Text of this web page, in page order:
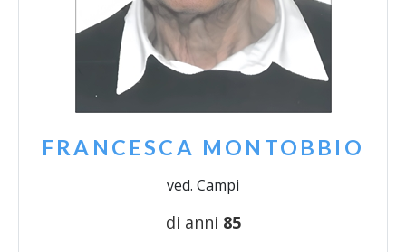
FRANCESCA MONTOBBIO
ved. Campi
di anni 85